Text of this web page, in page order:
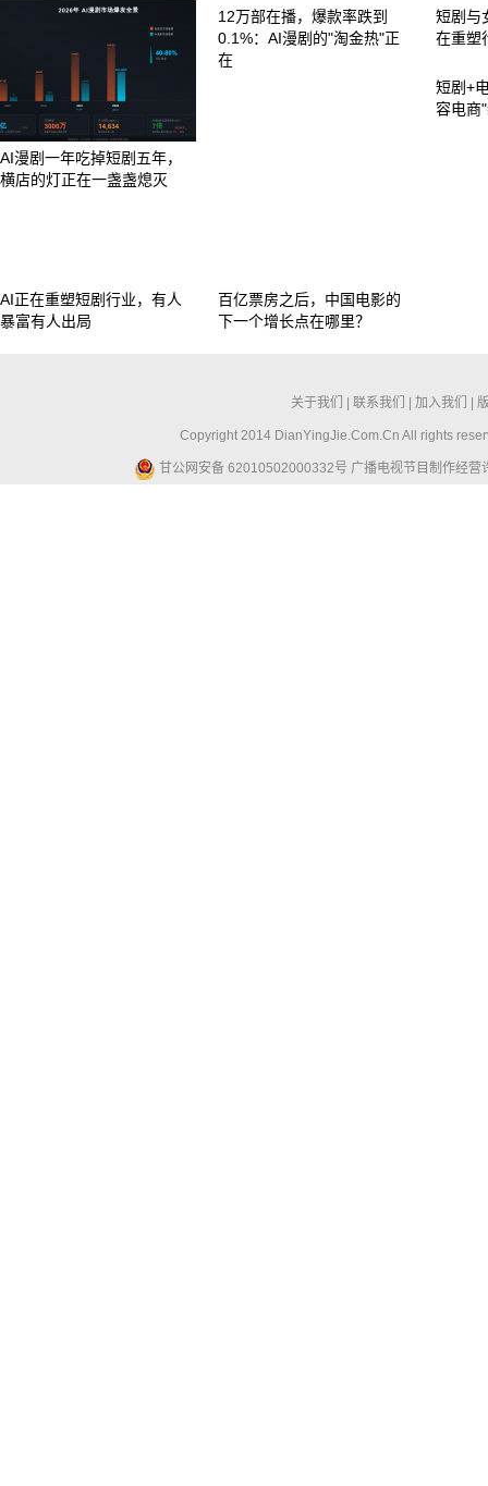
AI漫剧一年吃掉短剧五年，
横店的灯正在一盏盏熄灭
12万部在播，爆款率跌到
0.1%：AI漫剧的"淘金热"正
在
短剧与
在重塑
短剧+
容电商
AI正在重塑短剧行业，有人
暴富有人出局
百亿票房之后，中国电影的
下一个增长点在哪里？
关于我们 联系我们 加入我们
Copyright 2014 DianYingJie.Com.Cn All rights
甘公网安备 62010502000332号 广播电视节目制作经